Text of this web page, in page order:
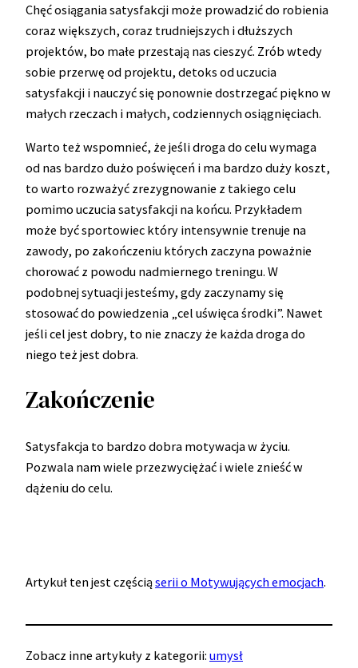
Chęć osiągania satysfakcji może prowadzić do robienia
coraz większych, coraz trudniejszych i dłuższych
projektów, bo małe przestają nas cieszyć. Zrób wtedy
sobie przerwę od projektu, detoks od uczucia
satysfakcji i nauczyć się ponownie dostrzegać piękno w
małych rzeczach i małych, codziennych osiągnięciach.
Warto też wspomnieć, że jeśli droga do celu wymaga
od nas bardzo dużo poświęceń i ma bardzo duży koszt,
to warto rozważyć zrezygnowanie z takiego celu
pomimo uczucia satysfakcji na końcu. Przykładem
może być sportowiec który intensywnie trenuje na
zawody, po zakończeniu których zaczyna poważnie
chorować z powodu nadmiernego treningu. W
podobnej sytuacji jesteśmy, gdy zaczynamy się
stosować do powiedzenia „cel uświęca środki”. Nawet
jeśli cel jest dobry, to nie znaczy że każda droga do
niego też jest dobra.
Zakończenie
Satysfakcja to bardzo dobra motywacja w życiu.
Pozwala nam wiele przezwyciężać i wiele znieść w
dążeniu do celu.
Artykuł ten jest częściąserii o Motywujących emocjach.
Zobacz inne artykuły z kategorii: umysł